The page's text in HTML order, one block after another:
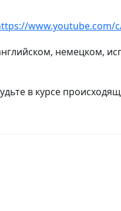
www.youtube.com/
немецком,
в курсе